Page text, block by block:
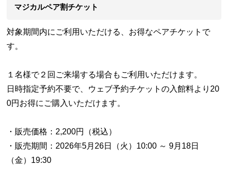
マジカルペア割チケット
対象期間内にご利用いただける、お得なペアチケットで
す。
１名様で２回ご来場する場合もご利用いただけます。
日時指定予約不要で、ウェブ予約チケットの入館料より20
0円お得にご購入いただけます。
・販売価格：2,200円（税込）
・販売期間：2026年5月26日（火）10:00 ～ 9月18日
（金）19:30